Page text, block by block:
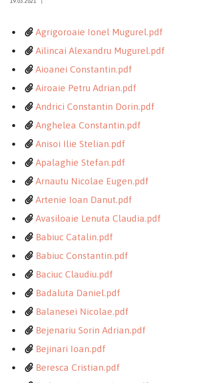
Agrigoroaie Ionel Mugurel.pdf
Ailincai Alexandru Mugurel.pdf
Aioanei Constantin.pdf
Airoaie Petru Adrian.pdf
Andrici Constantin Dorin.pdf
Anghelea Constantin.pdf
Anisoi Ilie Stelian.pdf
Apalaghie Stefan.pdf
Arnautu Nicolae Eugen.pdf
Artenie Ioan Danut.pdf
Avasiloaie Lenuta Claudia.pdf
Babiuc Catalin.pdf
Babiuc Constantin.pdf
Baciuc Claudiu.pdf
Badaluta Daniel.pdf
Balanesei Nicolae.pdf
Bejenariu Sorin Adrian.pdf
Bejinari Ioan.pdf
Beresca Cristian.pdf